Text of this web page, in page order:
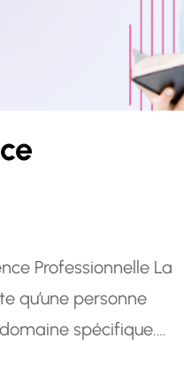
Professionnelle La
qu’une personne
spécifique.